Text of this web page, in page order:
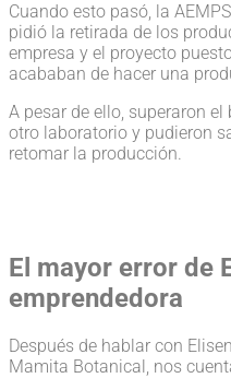
Cuando esto pasó, la
pidió la retirada de los
empresa y el proyecto
acababan de hacer una
A pesar de ello, superaron
otro laboratorio y pudieron
retomar la producción.
El mayor error de
emprendedora
Después de hablar con
Mamita Botanical, nos